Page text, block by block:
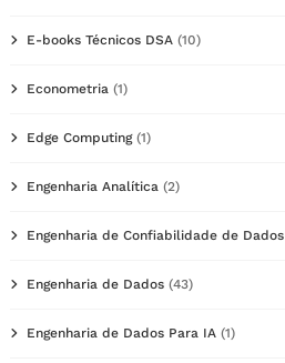
E-books Técnicos DSA (10)
Econometria (1)
Edge Computing(1)
Engenharia Analítica (2)
Engenharia de Confiabilidade de Dados
Engenharia de Dados (43)
Engenharia de Dados Para IA (1)